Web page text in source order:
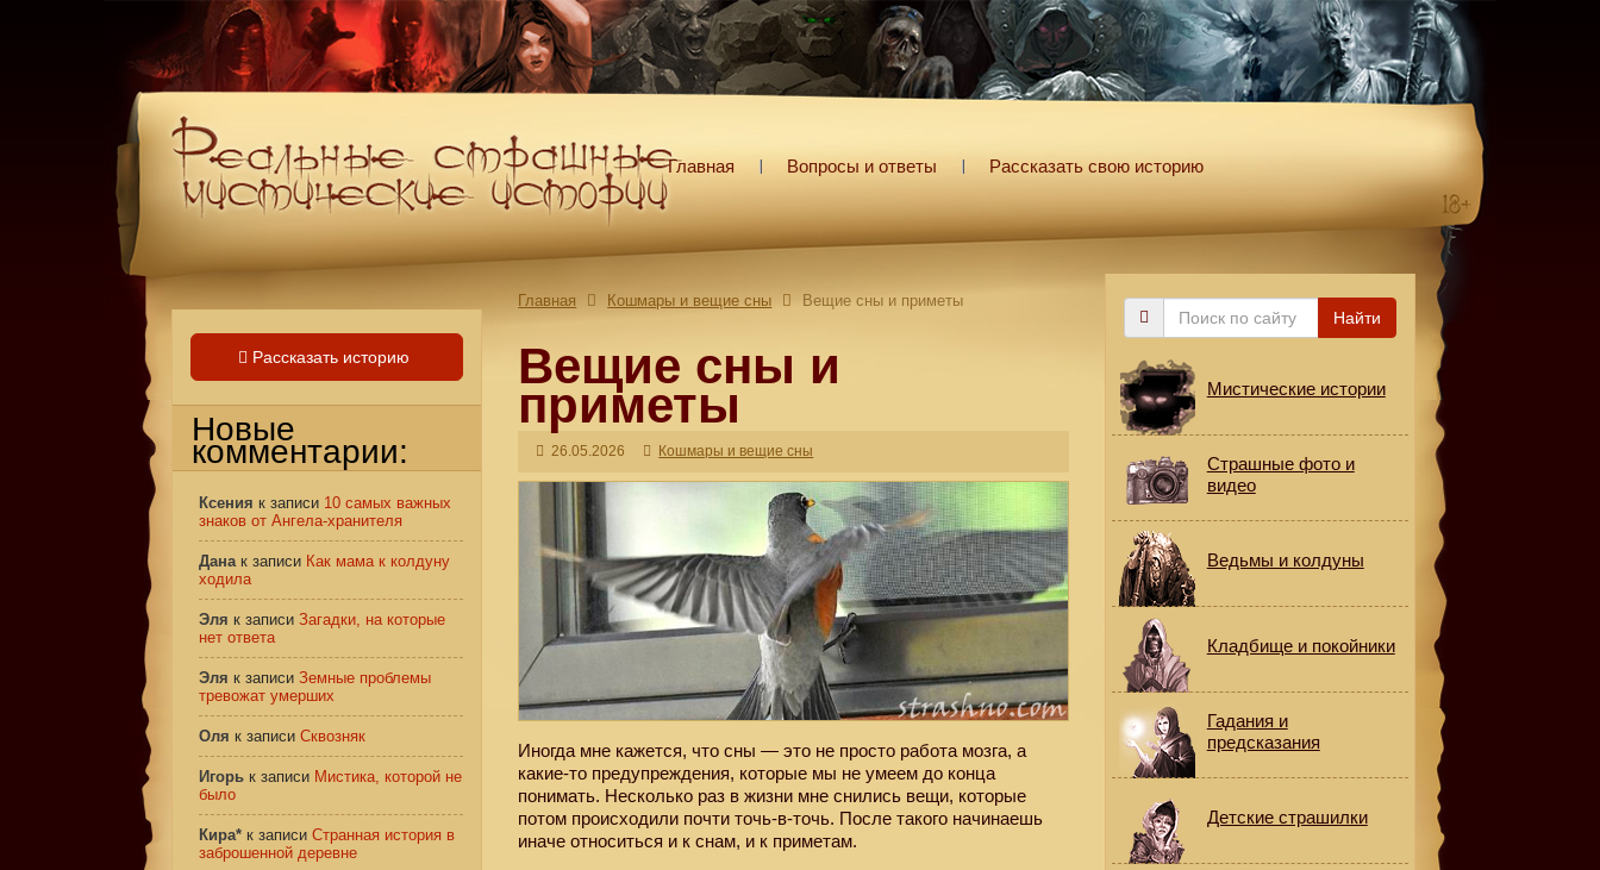
Главная Вопросы и ответы Рассказать свою историю
Главная Кошмары и вещие сны Вещие сны и приметы
Вещие сны и
приметы
26.05.2026 Кошмары и вещие сны
Иногда мне кажется, что сны — это не просто работа мозга, а
какие-то предупреждения, которые мы не умеем до конца
понимать. Несколько раз в жизни мне снились вещи, которые
потом происходили почти точь-в-точь. После такого начинаешь
иначе относиться и к снам, и к приметам.
Рассказать историю
Новые
комментарии:
Ксения к записи 10 самых важных
знаков от Ангела-хранителя
Данак записи Как мама к колдуну
ходила
Эля к записи Загадки, на которые
нет ответа
Эля к записи Земные проблемы
тревожат умерших
Оля к записи Сквозняк
Игорь к записи Мистика, которой не
было
Кира* к записи Странная история в
заброшенной деревне
Поиск
Найти
Мистические истории
Страшные фото и
видео
Ведьмы и колдуны
Кладбище и покойники
Гадания и
предсказания
Детские страшилки